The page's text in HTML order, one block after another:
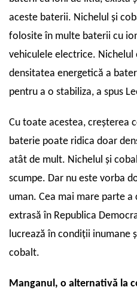
aceste baterii. Nichelul și
folosite în multe baterii cu
vehiculele electrice.
densitatea energetică a
pentru a o stabiliza, a spus
Cu toate acestea, creșterea
baterie poate ridica doar
atât de mult. Nichelul și
scumpe. Dar nu este vorba
uman. Cea mai mare parte
extrasă în Republica
lucrează în condiții inumane
cobalt.
Manganul, o alternativă la